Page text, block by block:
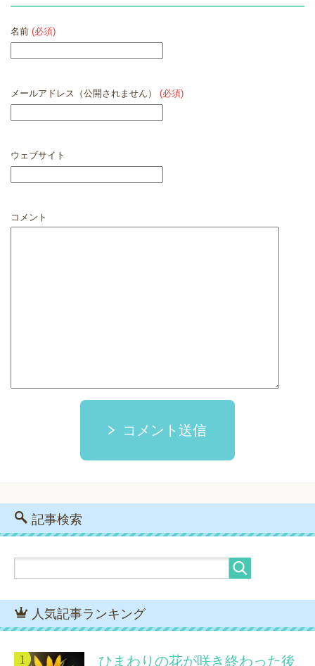
名前 (必須)
メールアドレス（公開されません） (必須)
ウェブサイト
コメント
コメント送信
記事検索
人気記事ランキング
ひまわりの花が咲き終わった後